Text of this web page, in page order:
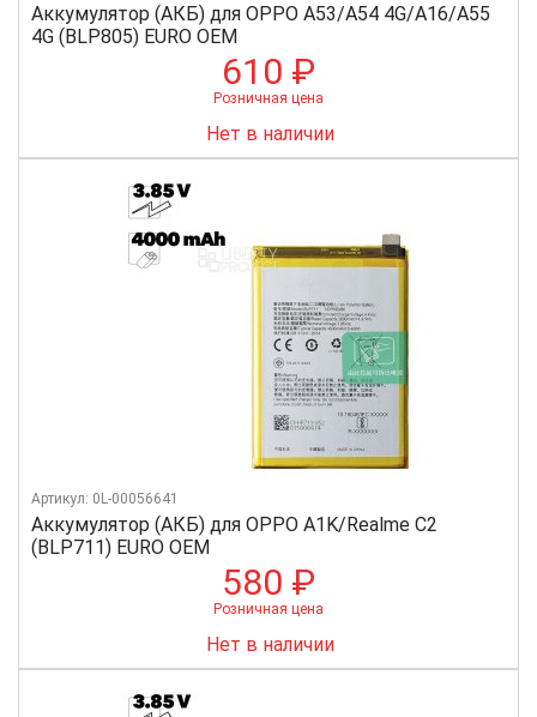
Аккумулятор (АКБ) для OPPO A53/A54 4G/A16/A55
4G (BLP805) EURO OEM
610 ₽
Розничная цена
Нет в наличии
Аккумулятор (АКБ) для OPPO A1K/Realme C2
(BLP711) EURO OEM
Артикул: 0L-00056641
580 ₽
Розничная цена
Нет в наличии